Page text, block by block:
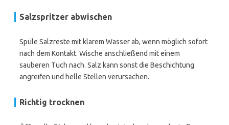
Salzspritzer abwischen
Spüle Salzreste mit klarem Wasser ab, wenn möglich sofort
nach dem Kontakt. Wische anschließend mit einem
sauberen Tuch nach. Salz kann sonst die Beschichtung
angreifen und helle Stellen verursachen.
Richtig trocknen